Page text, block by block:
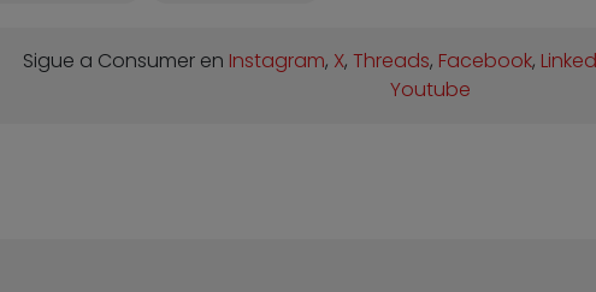
Sigue a Consumer en Instagram, X,Threads, Facebook,
Youtube